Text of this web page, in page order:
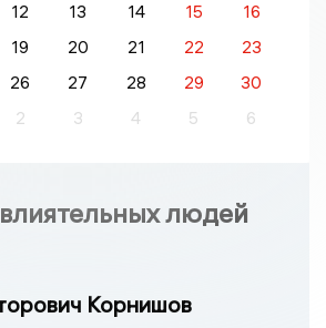
12 13 14 15
16
19 20 21 22
23
26 27 28 29
30
2 3 4 5 6
людей
Корнишов